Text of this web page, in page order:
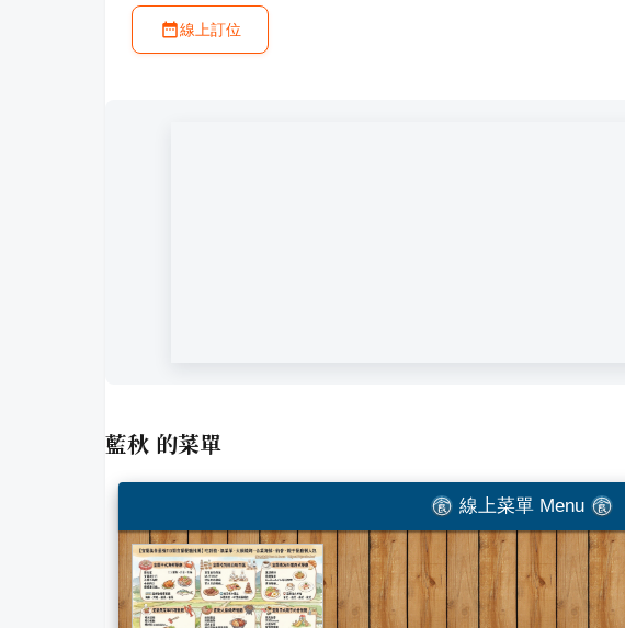
線上訂位
藍秋 的菜單
線上菜單 Menu